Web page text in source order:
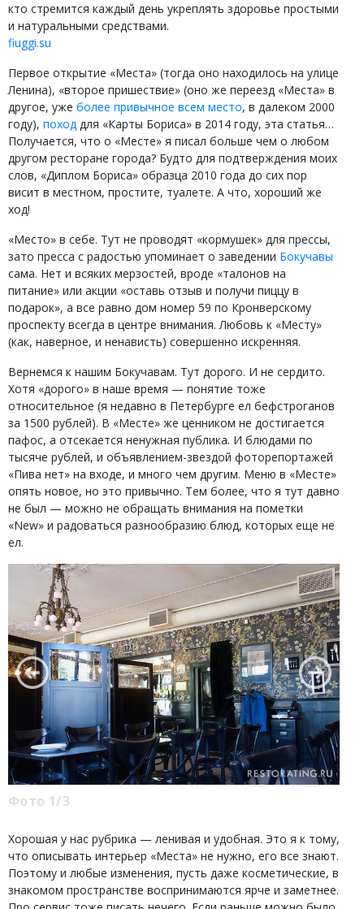
кто стремится каждый день укреплять здоровье простыми
и натуральными средствами.
fiuggi.su
Первое открытие «Места» (тогда оно находилось на улице
Ленина), «второе пришествие» (оно же переезд «Места» в
другое, уже более привычное всем место, в далеком 2000
году), поход для «Карты Бориса» в 2014 году, эта статья…
Получается, что о «Месте» я писал больше чем о любом
другом ресторане города? Будто для подтверждения моих
слов, «Диплом Бориса» образца 2010 года до сих пор
висит в местном, простите, туалете. А что, хороший же
ход!
«Место» в себе. Тут не проводят «кормушек» для прессы,
зато пресса с радостью упоминает о заведении Бокучавы
сама. Нет и всяких мерзостей, вроде «талонов на
питание» или акции «оставь отзыв и получи пиццу в
подарок», а все равно дом номер 59 по Кронверскому
проспекту всегда в центре внимания. Любовь к «Месту»
(как, наверное, и ненависть) совершенно искренняя.
Вернемся к нашим Бокучавам. Тут дорого. И не сердито.
Хотя «дорого» в наше время — понятие тоже
относительное (я недавно в Петербурге ел бефстроганов
за 1500 рублей). В «Месте» же ценником не достигается
пафос, а отсекается ненужная публика. И блюдами по
тысяче рублей, и объявлением-звездой фоторепортажей
«Пива нет» на входе, и много чем другим. Меню в «Месте»
опять новое, но это привычно. Тем более, что я тут давно
не был — можно не обращать внимания на пометки
«New» и радоваться разнообразию блюд, которых еще не
ел.
Фото 1/3
Хорошая у нас рубрика — ленивая и удобная. Это я к тому,
что описывать интерьер «Места» не нужно, его все знают.
Поэтому и любые изменения, пусть даже косметические, в
знакомом пространстве воспринимаются ярче и заметнее.